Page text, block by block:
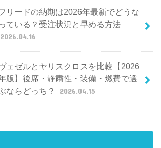
リードの納期は2026年最新でどうな
ている？受注状況と早める方法
2026.04.16
ェゼルとヤリスクロスを比較【2026
版】後席・静粛性・装備・燃費で選
ならどっち？
2026.04.15